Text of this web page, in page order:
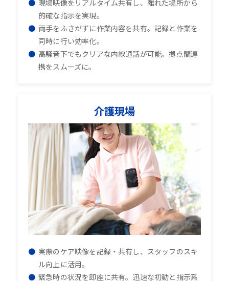
現場映像をリアルタイム共有し、離れた場所から
的確な指示を実現。
両手をふさがずに作業内容を共有。記録と作業を
同時に行い効率化。
高騒音下でもクリアな内線通話が可能。拠点間連
携をスムーズに。
介護現場
実際のケア映像を記録・共有し、スタッフのスキ
ル向上に活用。
緊急時の状況を即座に共有。迅速な初動と指示系